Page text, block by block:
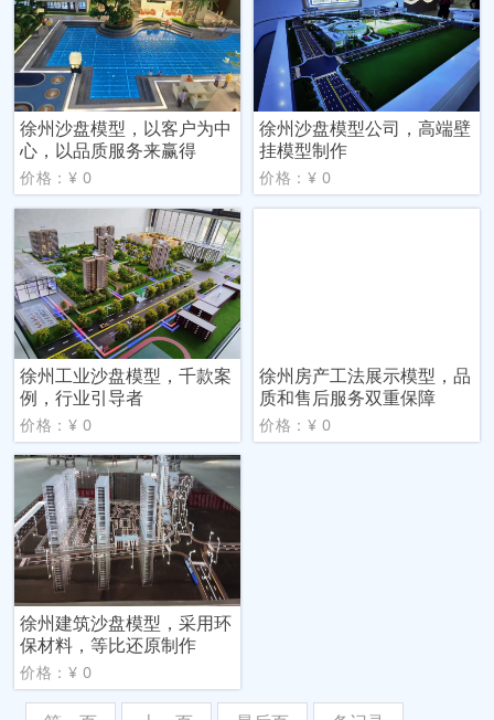
徐州沙盘模型，以客户为中
心，以品质服务来赢得
价格：¥ 0
徐州沙盘模型公司，高端壁
挂模型制作
价格：¥ 0
徐州工业沙盘模型，千款案
例，行业引导者
价格：¥ 0
徐州房产工法展示模型，品
质和售后服务双重保障
价格：¥ 0
徐州建筑沙盘模型，采用环
保材料，等比还原制作
价格：¥ 0